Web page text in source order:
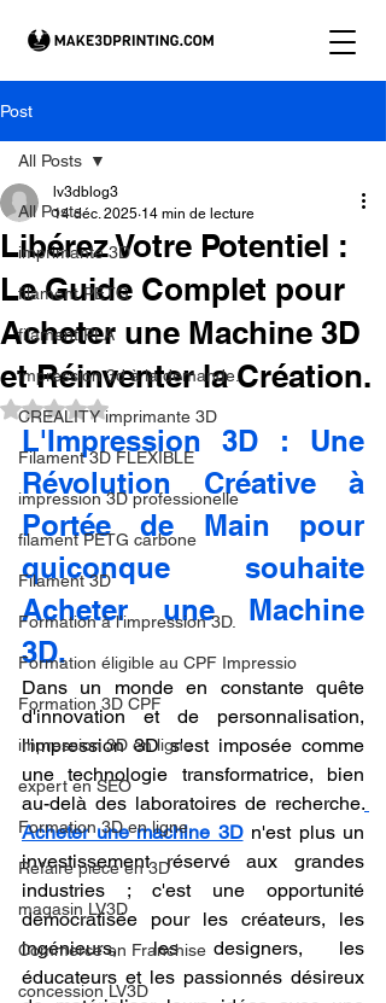
Post
All Posts
imprimante 3D
filament PETG
filament PLA
impression 3d à la demande.
CREALITY imprimante 3D
Filament 3D FLEXIBLE
impression 3D professionelle
filament PETG carbone
Filament 3D
Formation à l'impression 3D.
Formation éligible au CPF Impressio
Formation 3D CPF
impression 3D en ligne
expert en SEO
Formation 3D en ligne.
Refaire piece en 3D
magasin LV3D
Commerce en Franchise
concession LV3D
All Posts
Libérez Votre Potentiel :
Le Guide Complet pour
Acheter une Machine 3D
et Réinventer la Création.
lv3dblog3
14 déc. 2025 14 min de lecture
Noté NaN étoiles sur 5.
L'Impression 3D : Une
Révolution Créative à
Portée de Main pour
quiconque souhaite
Acheter une Machine
3D.
Dans un monde en constante quête
d'innovation et de personnalisation,
l'impression 3D s'est imposée comme
une technologie transformatrice, bien
au-delà des laboratoires de recherche.
Acheter une machine 3D n'est plus un
investissement réservé aux grandes
industries ; c'est une opportunité
démocratisée pour les créateurs, les
ingénieurs, les designers, les
éducateurs et les passionnés désireux